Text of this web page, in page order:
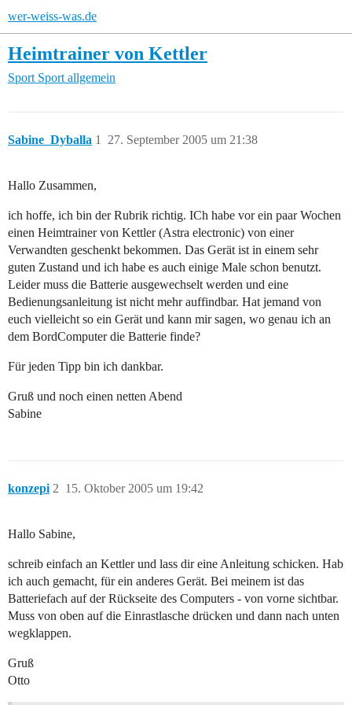
wer-weiss-was.de
Heimtrainer von Kettler
Sport Sport allgemein
Sabine_Dyballa 27. September 2005 um 21:38
1
Hallo Zusammen,
ich hoffe, ich bin der Rubrik richtig. ICh habe vor ein paar Wochen
einen Heimtrainer von Kettler (Astra electronic) von einer
Verwandten geschenkt bekommen. Das Gerät ist in einem sehr
guten Zustand und ich habe es auch einige Male schon benutzt.
Leider muss die Batterie ausgewechselt werden und eine
Bedienungsanleitung ist nicht mehr auffindbar. Hat jemand von
euch vielleicht so ein Gerät und kann mir sagen, wo genau ich an
dem BordComputer die Batterie finde?
Für jeden Tipp bin ich dankbar.
Gruß und noch einen netten Abend
Sabine
konzepi 15. Oktober 2005 um 19:42
2
Hallo Sabine,
schreib einfach an Kettler und lass dir eine Anleitung schicken. Hab
ich auch gemacht, für ein anderes Gerät. Bei meinem ist das
Batteriefach auf der Rückseite des Computers - von vorne sichtbar.
Muss von oben auf die Einrastlasche drücken und dann nach unten
wegklappen.
Gruß
Otto